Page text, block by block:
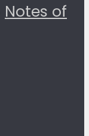
Notes of